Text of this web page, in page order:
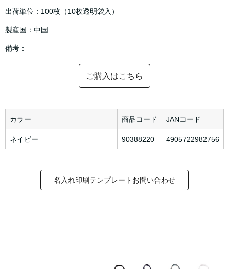
出荷単位：100枚（10枚透明袋入）
製産国：中国
備考：
ご購入はこちら
カラー 商品コード JANコード
ネイビー 90388220 4905722982756
名入れ印刷テンプレートお問い合わせ